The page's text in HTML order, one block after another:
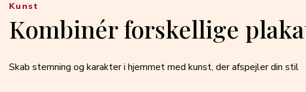
Kombinér forskellige
Skab stemning og karakter i hjemmet med kunst, der afspejler din stil
Kunst